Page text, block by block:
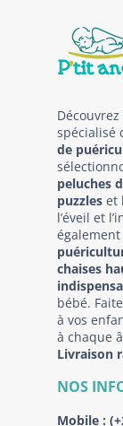
Découvrez
spécialisé
de
peluches
puzzles et
l’éveil et
également
chaises
bébé.
à vos
à chaque
Livraison
NOS
Mobile :